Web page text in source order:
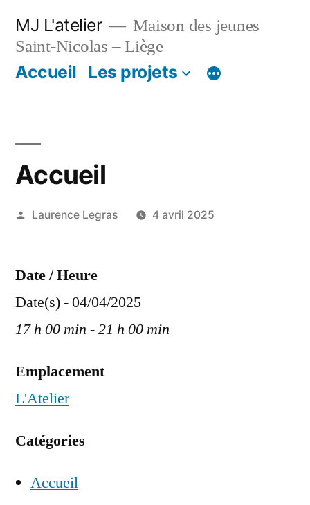
contenu
MJ L'atelier
Maison des jeunes
Saint-Nicolas – Liège
Accueil Les projets
Accueil
Publié
Laurence Legras 4 avril 2025
Date / Heure
Date(s) - 04/04/2025
17 h 00 min - 21 h 00 min
Emplacement
L'Atelier
Catégories
Accueil